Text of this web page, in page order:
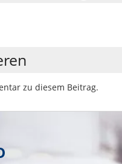
zu diesem Beitrag.